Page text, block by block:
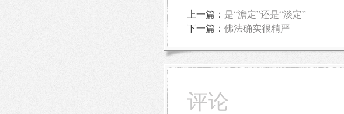
上一篇： 是“澹定”还是“淡定”
下一篇： 佛法确实很精严
评论